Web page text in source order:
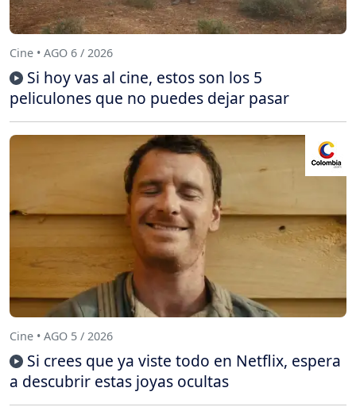
Cine • AGO 6 / 2026
Si hoy vas al cine, estos son los 5
peliculones que no puedes dejar pasar
Cine • AGO 5 / 2026
Si crees que ya viste todo en Netflix, espera
a descubrir estas joyas ocultas